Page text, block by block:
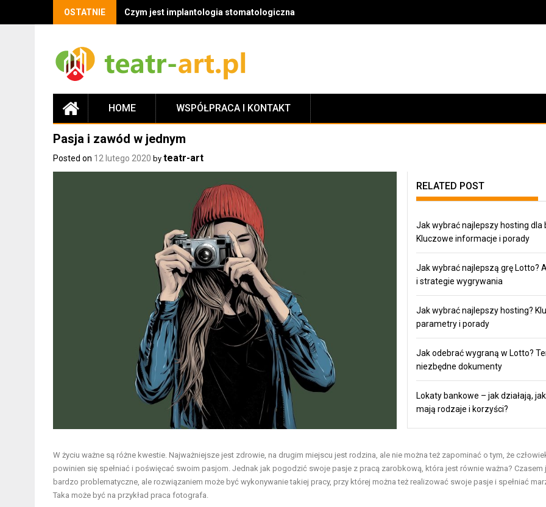
OSTATNIE Czym jest implantologia stomatologiczna i jak może zmienić twoje życie?
HOME WSPÓŁPRACA I KONTAKT
Pasja i zawód w jednym
Posted on 12 lutego 2020 by teatr-art
RELATED POST
Jak wybrać najlepszy hosting dla
Kluczowe informacje i porady
Jak wybrać najlepszą grę Lotto?
i strategie wygrywania
Jak wybrać najlepszy hosting?
parametry i porady
Jak odebrać wygraną w Lotto?
niezbędne dokumenty
Lokaty bankowe – jak działają,
mają rodzaje i korzyści?
W życiu ważne są różne kwestie. Najważniejsze jest zdrowie, na drugim miejscu jest rodzina, ale nie można też zapominać o tym, że
powinien się spełniać i poświęcać swoim pasjom. Jednak jak pogodzić swoje pasje z pracą zarobkową, która jest równie ważna? Czasem
bardzo problematyczne, ale rozwiązaniem może być wykonywanie takiej pracy, przy której można też realizować swoje pasje i spełniać
Taka może być na przykład praca fotografa.